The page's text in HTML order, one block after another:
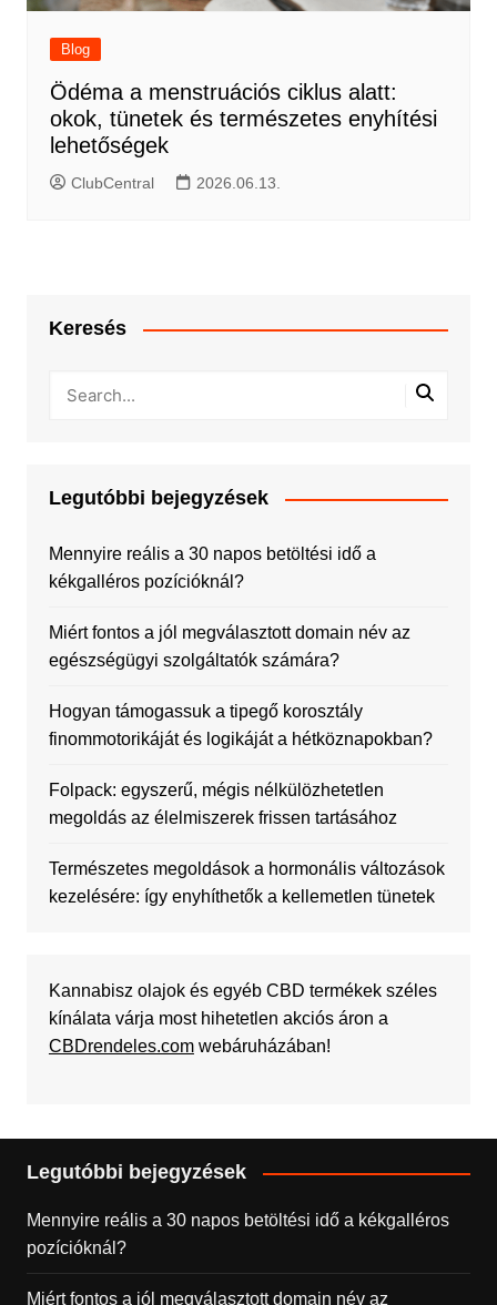
Blog
Ödéma a menstruációs ciklus alatt:
okok, tünetek és természetes enyhítési
lehetőségek
ClubCentral 2026.06.13.
Keresés
Legutóbbi bejegyzések
Mennyire reális a 30 napos betöltési idő a
kékgalléros pozícióknál?
Miért fontos a jól megválasztott domain név az
egészségügyi szolgáltatók számára?
Hogyan támogassuk a tipegő korosztály
finommotorikáját és logikáját a hétköznapokban?
Folpack: egyszerű, mégis nélkülözhetetlen
megoldás az élelmiszerek frissen tartásához
Természetes megoldások a hormonális változások
kezelésére: így enyhíthetők a kellemetlen tünetek
Kannabisz olajok és egyéb CBD termékek széles
kínálata várja most hihetetlen akciós áron a
CBDrendeles.comwebáruházában!
Legutóbbi bejegyzések
Mennyire reális a 30 napos betöltési idő a kékgalléros
pozícióknál?
Miért fontos a jól megválasztott domain név az